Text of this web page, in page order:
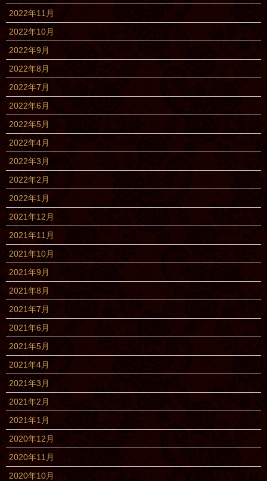
2022年11月
2022年10月
2022年9月
2022年8月
2022年7月
2022年6月
2022年5月
2022年4月
2022年3月
2022年2月
2022年1月
2021年12月
2021年11月
2021年10月
2021年9月
2021年8月
2021年7月
2021年6月
2021年5月
2021年4月
2021年3月
2021年2月
2021年1月
2020年12月
2020年11月
2020年10月